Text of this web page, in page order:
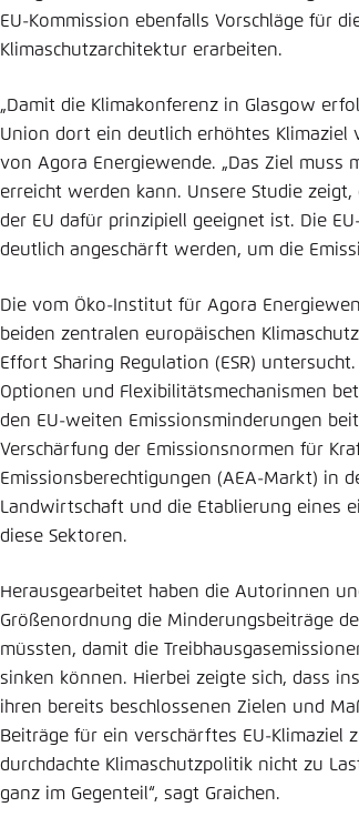
EU-Kommission ebenfalls Vorschläge für
Klimaschutzarchitektur erarbeiten.
„Damit die Klimakonferenz in Glasgow
Union dort ein deutlich erhöhtes Klimaziel
von Agora Energiewende. „Das Ziel
erreicht werden kann. Unsere Studie
der EU dafür prinzipiell geeignet ist. Die
deutlich angeschärft werden, um die
Die vom Öko-Institut für Agora
beiden zentralen europäischen
Effort Sharing Regulation (ESR)
Optionen und Flexibilitätsmechanismen
den EU-weiten Emissionsminderungen
Verschärfung der Emissionsnormen für
Emissionsberechtigungen (AEA-Markt) in
Landwirtschaft und die Etablierung eines
diese Sektoren.
Herausgearbeitet haben die Autorinnen
Größenordnung die Minderungsbeiträge
müssten, damit die
sinken können. Hierbei zeigte sich, dass
ihren bereits beschlossenen Zielen und
Beiträge für ein verschärftes EU-Klimaziel
durchdachte Klimaschutzpolitik nicht zu
ganz im Gegenteil“, sagt Graichen.